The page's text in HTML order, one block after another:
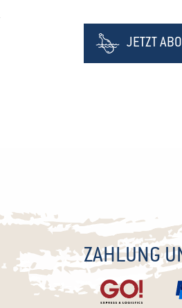
JETZT
ZAHLUNG